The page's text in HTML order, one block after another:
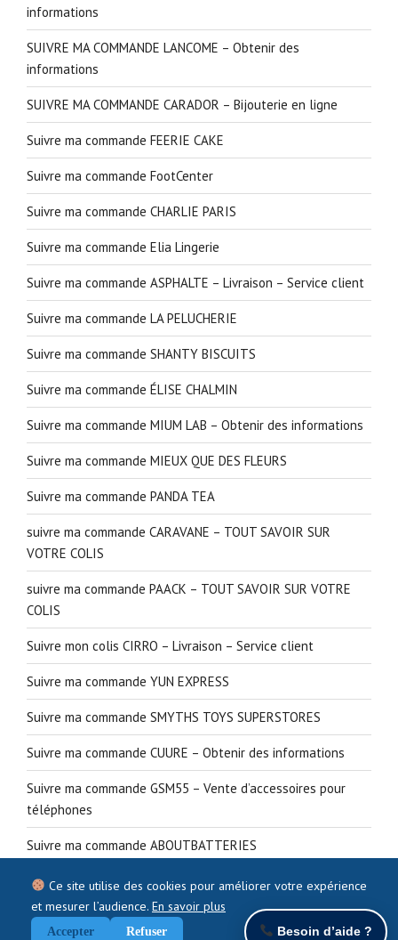
informations
SUIVRE MA COMMANDE LANCOME – Obtenir des
informations
SUIVRE MA COMMANDE CARADOR – Bijouterie en ligne
Suivre ma commande FEERIE CAKE
Suivre ma commande FootCenter
Suivre ma commande CHARLIE PARIS
Suivre ma commande Elia Lingerie
Suivre ma commande ASPHALTE – Livraison – Service client
Suivre ma commande LA PELUCHERIE
Suivre ma commande SHANTY BISCUITS
Suivre ma commande ÉLISE CHALMIN
Suivre ma commande MIUM LAB – Obtenir des informations
Suivre ma commande MIEUX QUE DES FLEURS
Suivre ma commande PANDA TEA
suivre ma commande CARAVANE – TOUT SAVOIR SUR
VOTRE COLIS
suivre ma commande PAACK – TOUT SAVOIR SUR VOTRE
COLIS
Suivre mon colis CIRRO – Livraison – Service client
Suivre ma commande YUN EXPRESS
Suivre ma commande SMYTHS TOYS SUPERSTORES
Suivre ma commande CUURE – Obtenir des informations
Suivre ma commande GSM55 – Vente d’accessoires pour
téléphones
Suivre ma commande ABOUTBATTERIES
Ce site utilise des cookies pour améliorer votre expérience
et mesurer l’audience. En savoir plus
Accepter Refuser Besoin d’aide ?